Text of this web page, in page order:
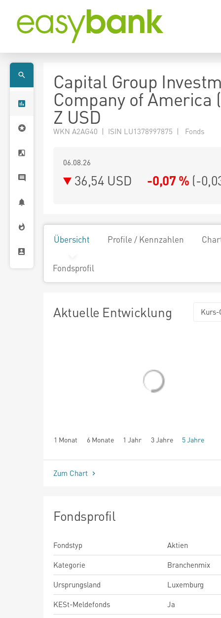
Capital Group
Company of America
Z USD
WKN A2AG40 | ISIN LU1378997875 | Fonds
06.08.26
36,54 USD -0,07 % (-
Übersicht Profile / Kennzahlen
Fondsprofil
Aktuelle Entwicklung Kurs-
1 Monat 6 Monate 1 Jahr 3 Jahre 5 Jahre
seit Beginn
Zum Chart
Fondsprofil
Fondstyp
Aktien
Kategorie
Branchenmix
Ursprungsland
Luxemburg
KESt-Meldefonds
Ja